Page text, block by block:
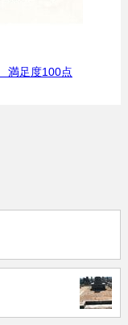
満足度100点